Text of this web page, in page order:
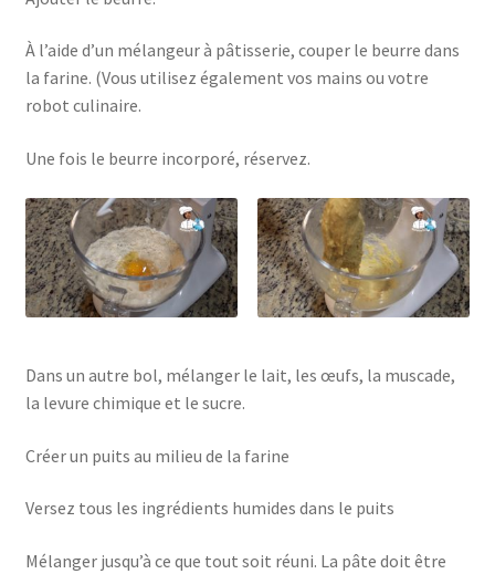
À l’aide d’un mélangeur à pâtisserie, couper le beurre dans
la farine. (Vous utilisez également vos mains ou votre
robot culinaire.
Une fois le beurre incorporé, réservez.
Dans un autre bol, mélanger le lait, les œufs, la muscade,
la levure chimique et le sucre.
Créer un puits au milieu de la farine
Versez tous les ingrédients humides dans le puits
Mélanger jusqu’à ce que tout soit réuni. La pâte doit être